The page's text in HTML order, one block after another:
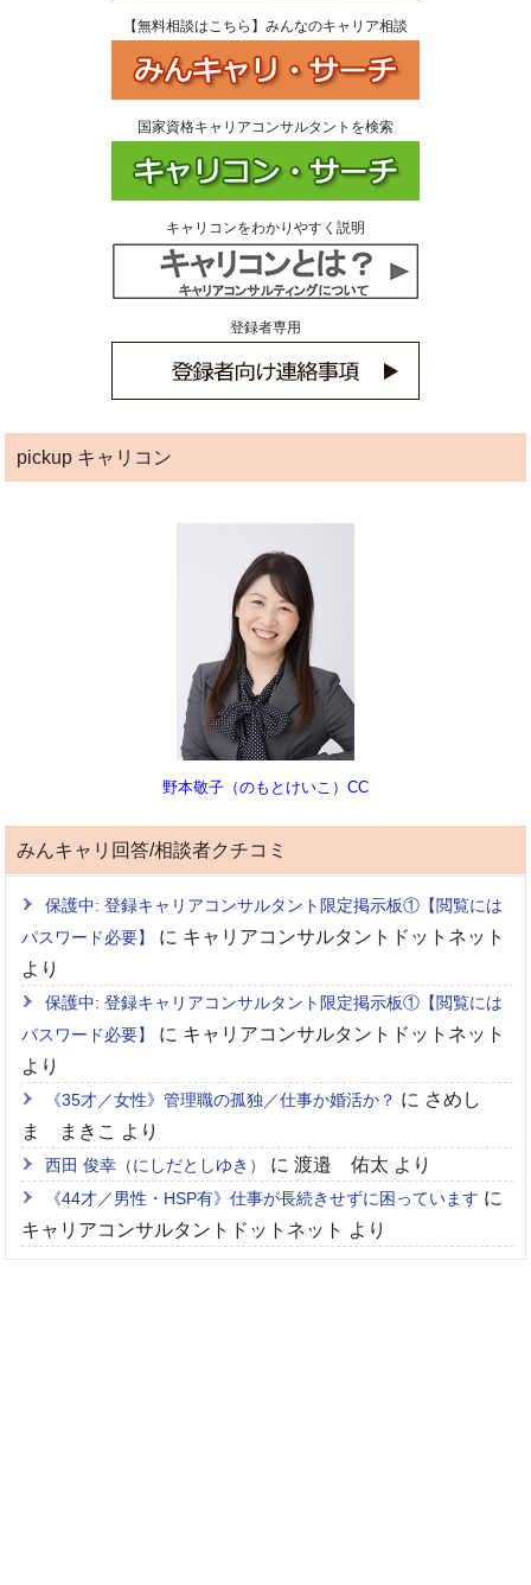
【無料相談はこちら】みんなのキャリア相談
国家資格キャリアコンサルタントを検索
キャリコンをわかりやすく説明
登録者専用
pickup キャリコン
野本敬子（のもとけいこ）CC
みんキャリ回答/相談者クチコミ
保護中: 登録キャリアコンサルタント限定掲示板①【閲覧には
パスワード必要】
に キャリアコンサルタントドットネット
より
保護中: 登録キャリアコンサルタント限定掲示板①【閲覧には
パスワード必要】
に キャリアコンサルタントドットネット
より
《35才／女性》管理職の孤独／仕事か婚活か？ に さめし
ま まきこ より
西田 俊幸（にしだとしゆき） に渡邉 佑太 より
《44才／男性・HSP有》仕事が長続きせずに困っています に
キャリアコンサルタントドットネット より